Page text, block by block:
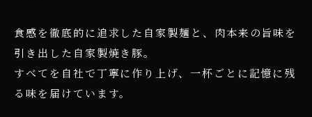
食感を徹底的に追求した自家製麺と、肉本来の旨味を
引き出した自家製焼き豚。
すべてを自社で丁寧に作り上げ、一杯ごとに記憶に残
る味を届けています。